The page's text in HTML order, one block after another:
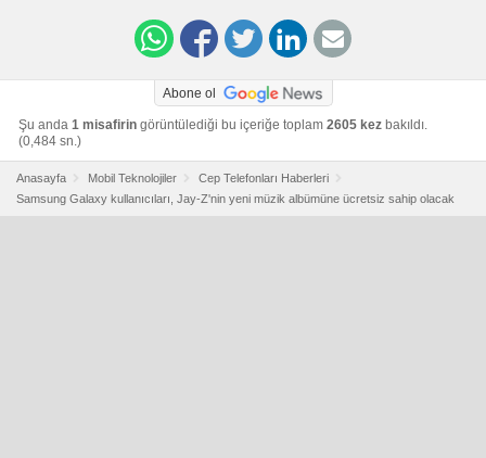
Abone ol
Şu anda 1 misafirin görüntülediği bu içeriğe toplam 2605 kez bakıldı.
(0,484 sn.)
Anasayfa Mobil Teknolojiler
Cep Telefonları Haberleri
Samsung Galaxy kullanıcıları, Jay-Z'nin yeni müzik albümüne ücretsiz sahip olacak